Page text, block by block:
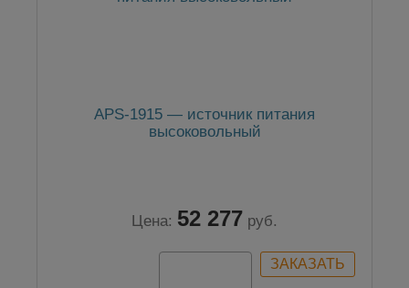
APS-1915 — источник питания
высоковольный
Цена: 52 277 руб.